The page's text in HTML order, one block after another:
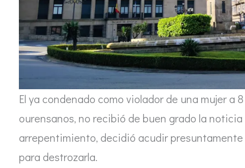
El ya condenado como violador de una mujer a
ourensanos, no recibió de buen grado la
arrepentimiento, decidió acudir presuntamente
para destrozarla.